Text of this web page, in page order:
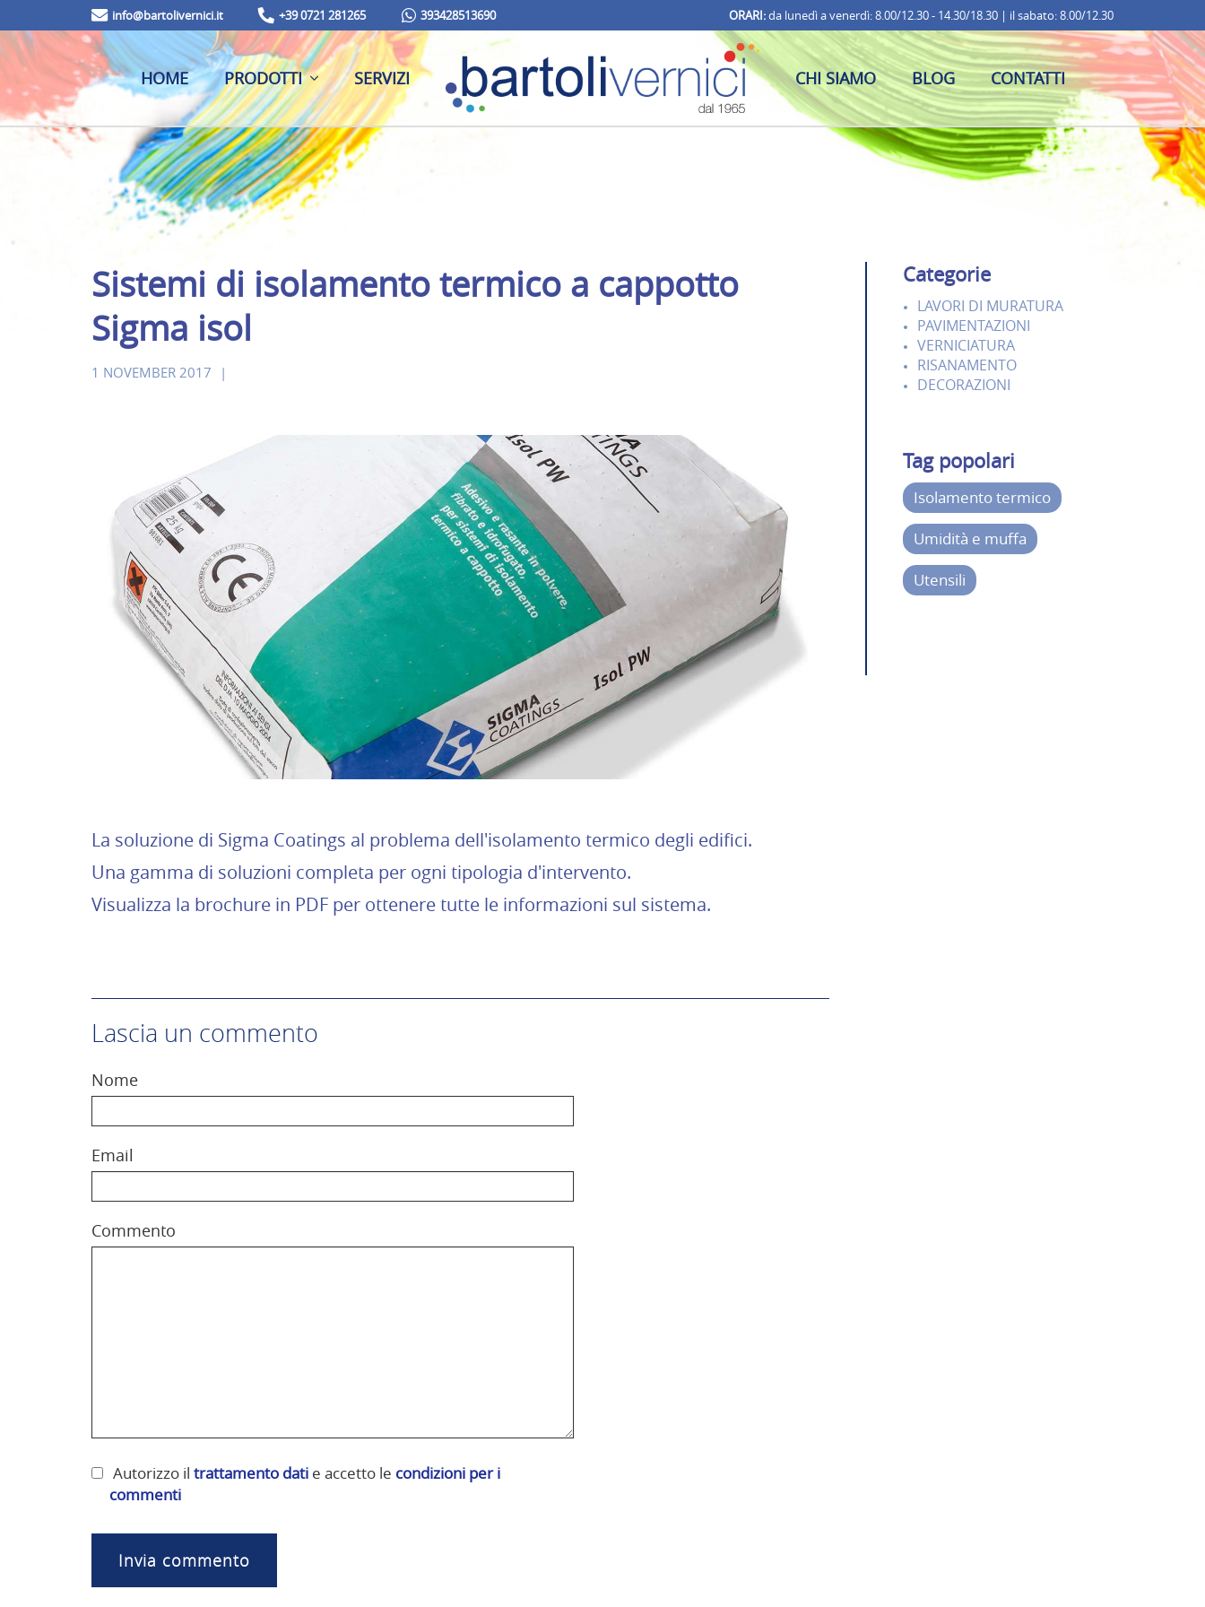
info@bartolivernici.it +39 0721 281265 393428513690 ORARI:da lunedì a venerdì: 8.00/12.30 - 14.30/18.30 | il sabato: 8.00/12.30
HOME PRODOTTI SERVIZI CHI SIAMO BLOG CONTATTI
Categorie
LAVORI DI MURATURA
PAVIMENTAZIONI
VERNICIATURA
RISANAMENTO
DECORAZIONI
Tag popolari
Isolamento termico
Umidità e muffa
Utensili
Sistemi di isolamento termico a cappotto
Sigma isol
1 NOVEMBER 2017
La soluzione di Sigma Coatings al problema dell'isolamento termico degli edifici.
Una gamma di soluzioni completa per ogni tipologia d'intervento.
Visualizza la brochure in PDF per ottenere tutte le informazioni sul sistema.
Lascia un commento
Nome
Email
Commento
Autorizzo iltrattamento dati e accetto le condizioni per i
commenti